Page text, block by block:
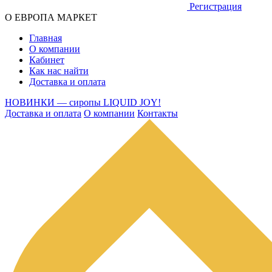
Регистрация
О ЕВРОПА МАРКЕТ
Главная
О компании
Кабинет
Как нас найти
Доставка и оплата
НОВИНКИ — сиропы LIQUID JOY!
Доставка и оплата О компании Контакты